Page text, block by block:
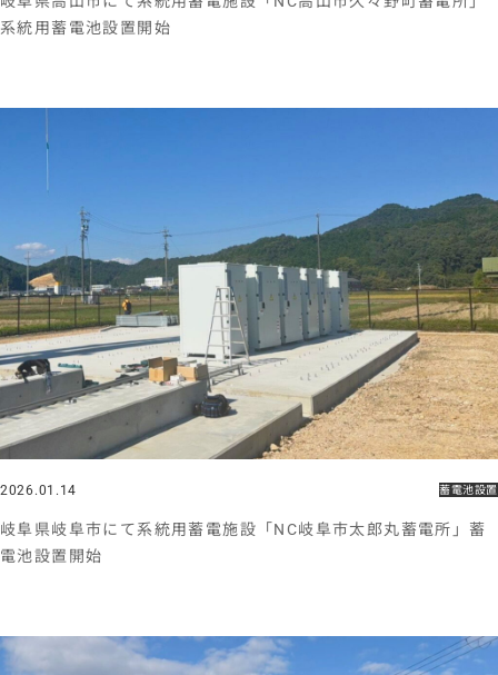
系統用蓄電池設置開始
2026.01.14 蓄電池設置
岐阜県岐阜市にて系統用蓄電施設「NC岐阜市太郎丸蓄電所」蓄
電池設置開始